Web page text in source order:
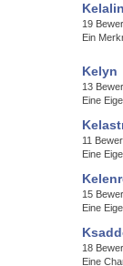
19
Ein
Kelyn
13
Eine
11
Eine
15
Eine
18
Eine